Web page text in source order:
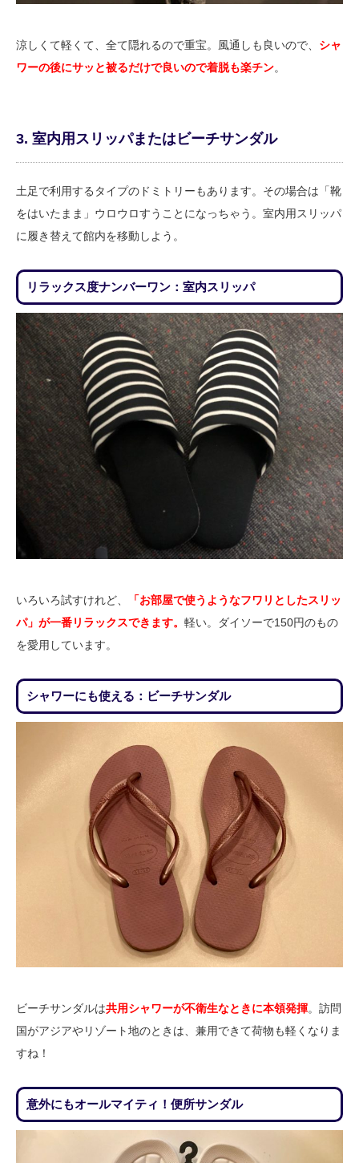
涼しくて軽くて、全て隠れるので重宝。風通しも良いので、 シャ
ワーの後にサッと被るだけで良いので着脱も楽チン。
3. 室内用スリッパまたはビーチサンダル
土足で利用するタイプのドミトリーもあります。その場合は「靴
をはいたまま」ウロウロすうことになっちゃう。室内用スリッパ
に履き替えて館内を移動しよう。
リラックス度ナンバーワン：室内スリッパ
いろいろ試すけれど、
「お部屋で使うようなフワリとしたスリッ
パ」が一番リラックスできます。 軽い。ダイソーで150円のもの
を愛用しています。
シャワーにも使える：ビーチサンダル
ビーチサンダルは共用シャワーが不衛生なときに本領発揮。訪問
国がアジアやリゾート地のときは、兼用できて荷物も軽くなりま
すね！
意外にもオールマイティ！便所サンダル